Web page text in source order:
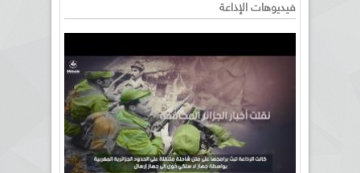
فيديوهات الإذاعة